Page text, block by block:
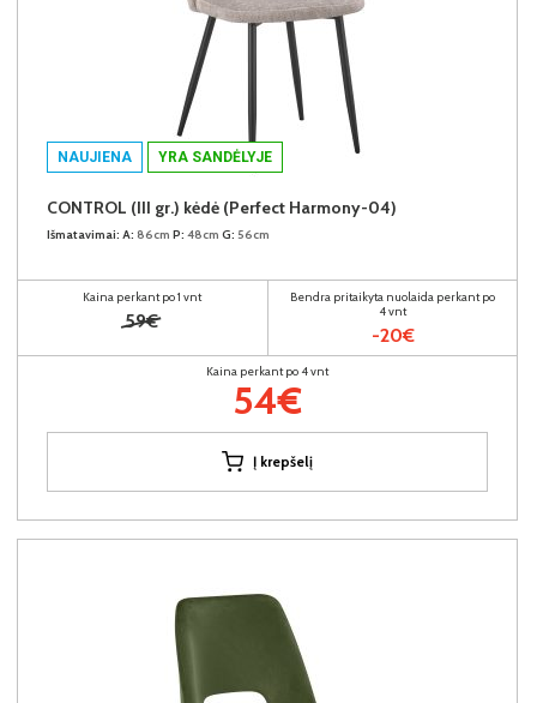
NAUJIENA YRA SANDĖLYJE
CONTROL (III gr.) kėdė (Perfect Harmony-04)
Išmatavimai: A: 86cm P: 48cm G: 56cm
Kaina perkant po 1 vnt
59€
Bendra pritaikyta nuolaida perkant po
4 vnt
-20€
Kaina perkant po 4 vnt
54€
Į krepšelį